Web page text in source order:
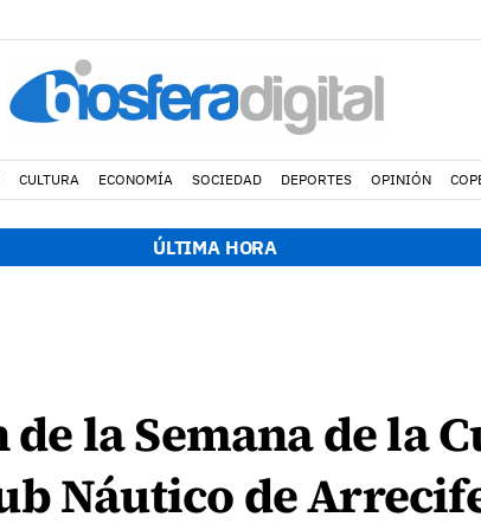
CULTURA ECONOMÍA SOCIEDAD DEPORTES OPINIÓN
ÚLTIMA HORA
la Semana de la
Náutico de